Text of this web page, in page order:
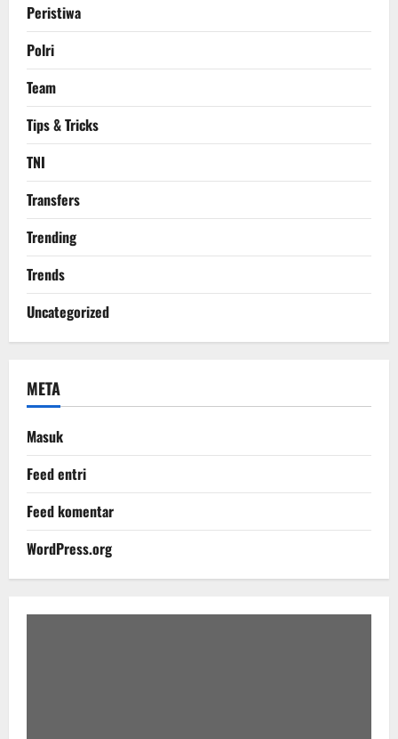
Peristiwa
Polri
Team
Tips & Tricks
TNI
Transfers
Trending
Trends
Uncategorized
META
Masuk
Feed entri
Feed komentar
WordPress.org